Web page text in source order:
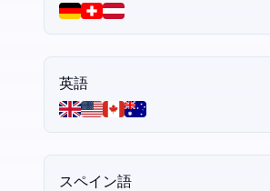
英語
スペイン語